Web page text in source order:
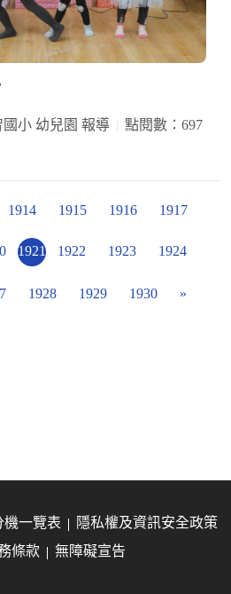
國小 幼兒園 報導
點閱數：697
1914 1915 1916 1917
1921 1922 1923 1924
1928 1929 1930 »
機一覽表
隱私權及資訊安全政策
條款
無障礙宣告